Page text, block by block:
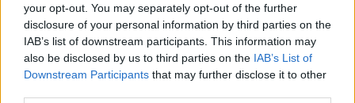
your opt-out. You may separately opt-out of the further
disclosure of your personal information by third parties on the
IAB’s list of downstream participants. This information may
also be disclosed by us to third parties on the IAB’s List of
Downstream Participants that may further disclose it to other